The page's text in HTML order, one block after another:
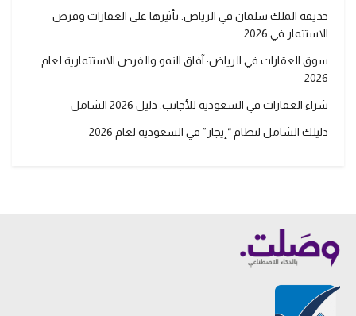
حديقة الملك سلمان في الرياض: تأثيرها على العقارات وفرص
الاستثمار في 2026
سوق العقارات في الرياض: آفاق النمو والفرص الاستثمارية لعام
2026
شراء العقارات في السعودية للأجانب: دليل 2026 الشامل
دليلك الشامل لنظام “إيجار” في السعودية لعام 2026